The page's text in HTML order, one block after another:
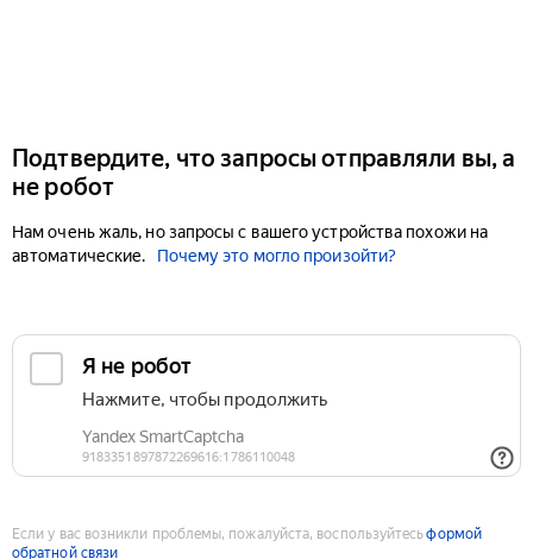
Подтвердите, что запросы отправляли вы, а
не робот
Нам очень жаль, но запросы с вашего устройства похожи на
автоматические.
Почему это могло произойти?
Если у вас возникли проблемы, пожалуйста, воспользуйтесьформой
обратной связи